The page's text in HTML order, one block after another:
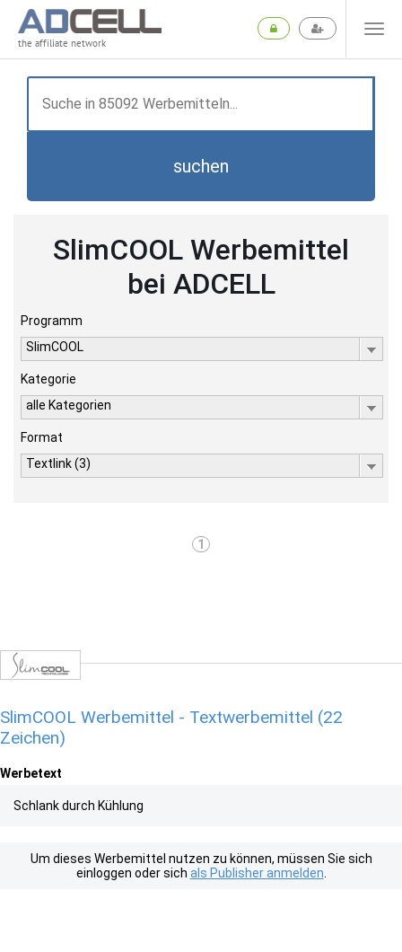
the affiliate network
suchen
SlimCOOL Werbemittel
bei ADCELL
Programm
SlimCOOL
Kategorie
alle Kategorien
Format
Textlink (3)
1
SlimCOOL Werbemittel - Textwerbemittel (22
Zeichen)
Werbetext
Schlank durch Kühlung
Um dieses Werbemittel nutzen zu können, müssen Sie sich
einloggen oder sich als Publisher anmelden